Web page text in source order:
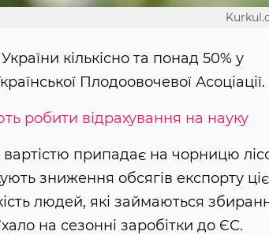
кількісно та понад 50% у
Плодоовочевої Асоціації.
робити відрахування на науку
припадає на чорницю
зниження обсягів експорту
людей, які займаються
на сезонні заробітки до ЄС.